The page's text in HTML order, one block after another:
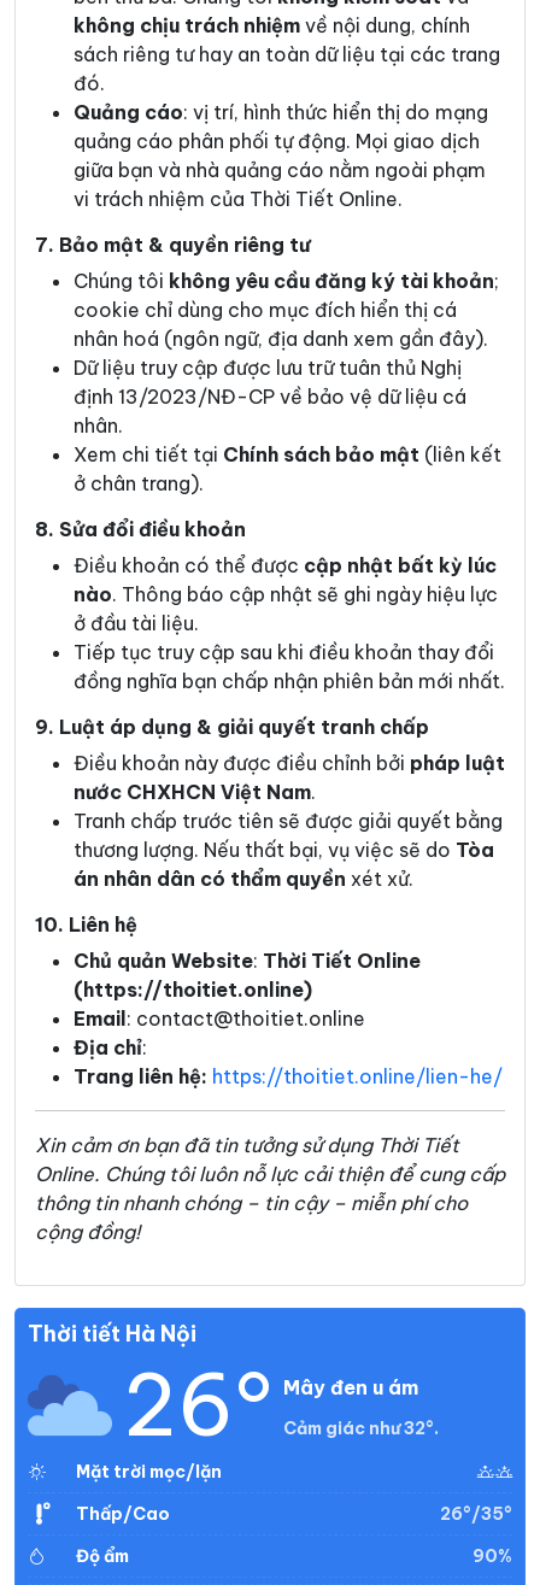
không chịu trách nhiệm về nội dung, chính
sách riêng tư hay an toàn dữ liệu tại các trang
đó.
Quảng cáo: vị trí, hình thức hiển thị do mạng
quảng cáo phân phối tự động. Mọi giao dịch
giữa bạn và nhà quảng cáo nằm ngoài phạm
vi trách nhiệm của Thời Tiết Online.
7. Bảo mật & quyền riêng tư
Chúng tôi không yêu cầu đăng ký tài khoản;
cookie chỉ dùng cho mục đích hiển thị cá
nhân hoá (ngôn ngữ, địa danh xem gần đây).
Dữ liệu truy cập được lưu trữ tuân thủ Nghị
định 13/2023/NĐ-CP về bảo vệ dữ liệu cá
nhân.
Xem chi tiết tại Chính sách bảo mật (liên kết
ở chân trang).
8. Sửa đổi điều khoản
Điều khoản có thể được cập nhật bất kỳ lúc
nào. Thông báo cập nhật sẽ ghi ngày hiệu lực
ở đầu tài liệu.
Tiếp tục truy cập sau khi điều khoản thay đổi
đồng nghĩa bạn chấp nhận phiên bản mới nhất.
9. Luật áp dụng & giải quyết tranh chấp
Điều khoản này được điều chỉnh bởi pháp luật
nước CHXHCN Việt Nam.
Tranh chấp trước tiên sẽ được giải quyết bằng
thương lượng. Nếu thất bại, vụ việc sẽ do Tòa
án nhân dân có thẩm quyền xét xử.
10. Liên hệ
Chủ quản Website: Thời Tiết Online
(https://thoitiet.online)
Email : contact@thoitiet.online
Địa chỉ:
Trang liên hệ: https://thoitiet.online/lien-he/
Xin cảm ơn bạn đã tin tưởng sử dụng Thời Tiết
Online. Chúng tôi luôn nỗ lực cải thiện để cung cấp
thông tin nhanh chóng – tin cậy – miễn phí cho
cộng đồng!
Thời tiết Hà Nội
26° Mây đen u ám
Cảm giác như 32°.
Mặt trời mọc/lặn
Thấp/Cao
26°/35°
Độ ẩm
90%